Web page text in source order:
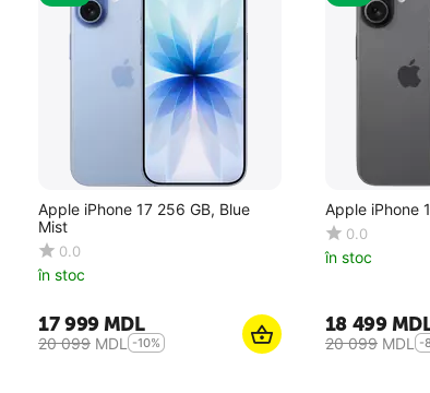
Apple iPhone 17 256 GB, Blue
Mist
0.0
în stoc
17 999MDL
20 099 MDL -10%
Apple iPhone
0.0
în stoc
18 499
20 099 MDL -